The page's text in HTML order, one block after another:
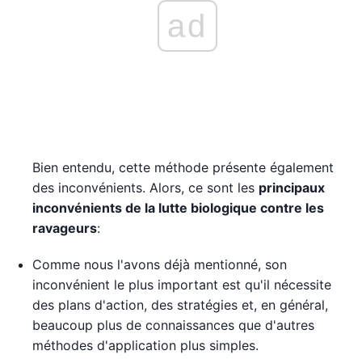
ad
Bien entendu, cette méthode présente également
des inconvénients. Alors, ce sont les principaux
inconvénients de la lutte biologique contre les
ravageurs:
Comme nous l'avons déjà mentionné, son
inconvénient le plus important est qu'il nécessite
des plans d'action, des stratégies et, en général,
beaucoup plus de connaissances que d'autres
méthodes d'application plus simples.